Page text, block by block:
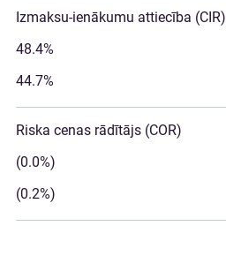
Izmaksu-ienākumu attiecība (CIR)
48.4%
44.7%
Riska cenas rādītājs (COR)
(0.0%)
(0.2%)